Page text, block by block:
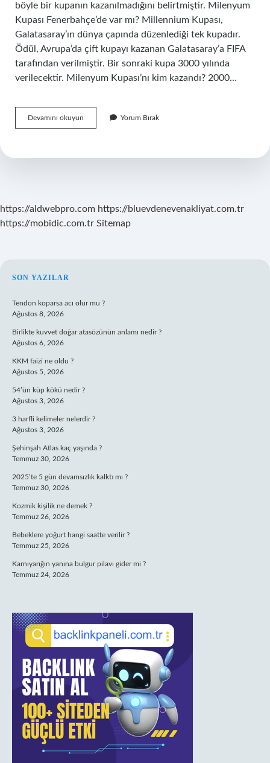
böyle bir kupanın kazanılmadığını belirtmiştir. Milenyum
Kupası Fenerbahçe’de var mı? Millennium Kupası,
Galatasaray’ın dünya çapında düzenlediği tek kupadır.
Ödül, Avrupa’da çift kupayı kazanan Galatasaray’a FIFA
tarafından verilmiştir. Bir sonraki kupa 3000 yılında
verilecektir. Milenyum Kupası’nı kim kazandı? 2000…
Devamını okuyun Dünyada
Tek
Hangi
Yorum Bırak
https://aldwebpro.com https://bluevdenevenakliyat.com.tr
https://mobidic.com.tr Sitemap
SIDEBAR
SON YAZILAR
Tendon koparsa acı olur mu ?
Ağustos 8, 2026
Birlikte kuvvet doğar atasözünün anlamı nedir ?
Ağustos 6, 2026
KKM faizi ne oldu ?
Ağustos 5, 2026
54’ün küp kökü nedir ?
Ağustos 3, 2026
3 harfli kelimeler nelerdir ?
Ağustos 3, 2026
Şehinşah Atlas kaç yaşında ?
Temmuz 30, 2026
2025’te 5 gün devamsızlık kalktı mı ?
Temmuz 30, 2026
Kozmik kişilik ne demek ?
Temmuz 26, 2026
Bebeklere yoğurt hangi saatte verilir ?
Temmuz 25, 2026
Karnıyarığın yanına bulgur pilavı gider mi ?
Temmuz 24, 2026